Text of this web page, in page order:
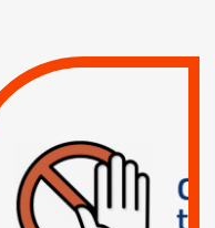
RESPECT DU DROIT
INTERNATIONAL ?
TRUMP, MACRON :
MÊME COMBAT